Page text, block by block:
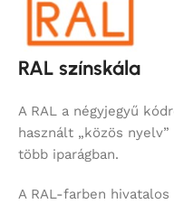
RAL színskála
A RAL a négyjegyű
használt „közös
több iparágban.
A RAL-farben hivatalos